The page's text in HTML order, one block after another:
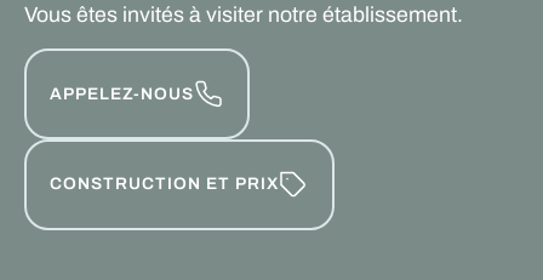
Vous êtes invités à visiter notre établissement.
APPELEZ-NOUS
CONSTRUCTION ET PRIX